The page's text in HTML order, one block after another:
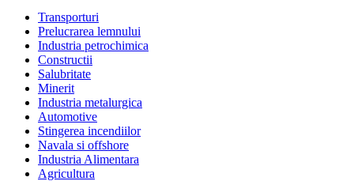
Transporturi
Prelucrarea lemnului
Industria petrochimica
Constructii
Salubritate
Minerit
Industria metalurgica
Automotive
Stingerea incendiilor
Navala si offshore
Industria Alimentara
Agricultura